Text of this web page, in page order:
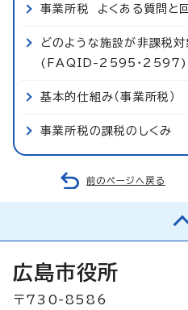
事業所税 よくある質問と
どのような施設が非課税対
(FAQID-2595・2597)
基本的仕組み（事業所税）
事業所税の課税のしくみ
前のページへ戻る
広島市役所
〒730-8586